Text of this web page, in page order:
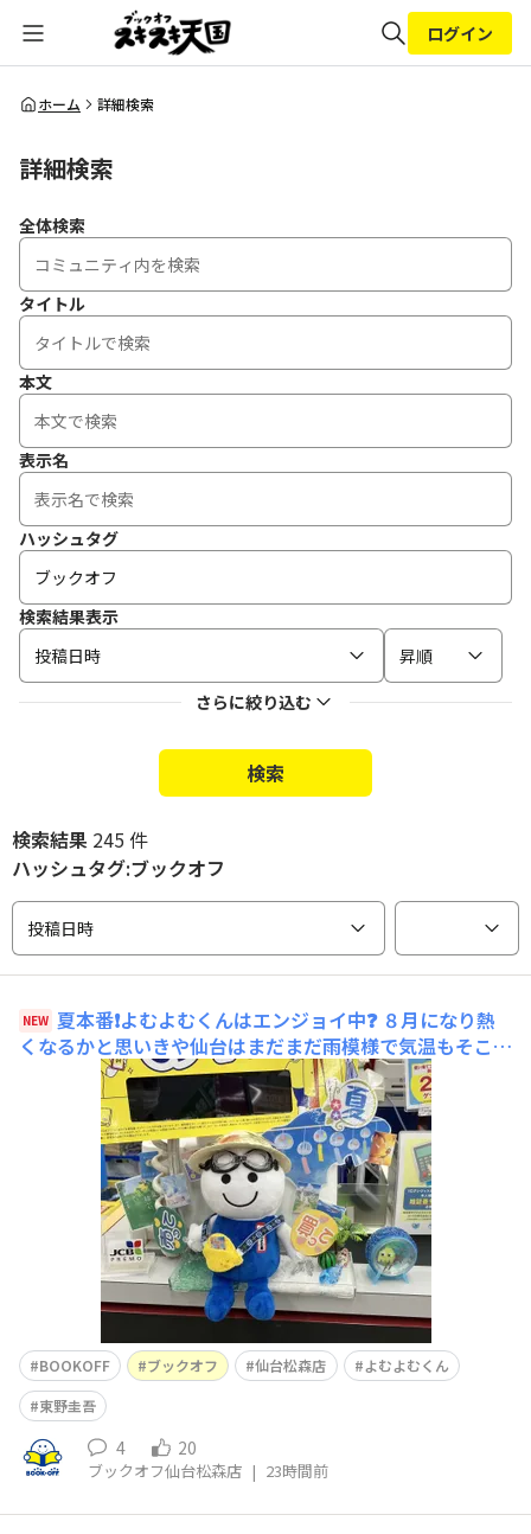
全体検索
ログイン
ホーム 詳細検索
詳細検索
全体検索
タイトル
本文
表示名
ハッシュタグ
検索結果表示
投稿日時
昇順
さらに絞り込む
検索
検索結果 245 件
ハッシュタグ:ブックオフ
投稿日時
NEW 夏本番❗️よむよむくんはエンジョイ中❓ ８月になり熱
くなるかと思いきや仙台はまだまだ雨模様で気温もそこそ
こな様子です☁️熱すぎないのはいいけれど雨でジメジメな
のは少し嫌ですね☔️あれ、でも松森店のよむよむくんは絶
賛夏満喫中みたいですね😗たしかに、家でも楽しむこと
はいっぱいありますからね❗️本を読んだり、映画を見た
り、ゲームをしたり松森店で
BOOKOFF ブックオフ 仙台松森店
よむよむくん
東野圭吾
4 20
ブックオフ仙台松森店 | 23時間前